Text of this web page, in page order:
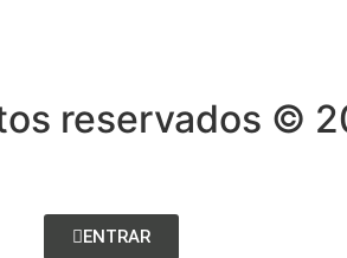
reservados ©
ENTRAR